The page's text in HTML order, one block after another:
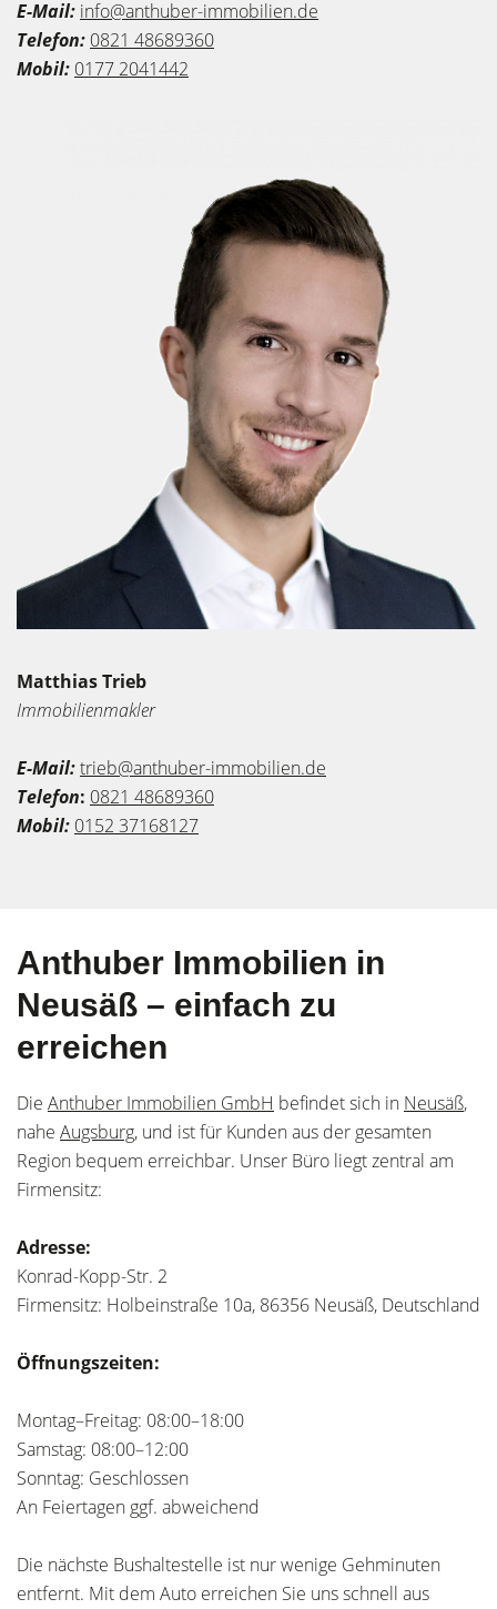
E-Mail: info@anthuber-immobilien.de
Telefon: 0821 48689360
Mobil: 0177 2041442
Matthias Trieb
Immobilienmakler
E-Mail:trieb@anthuber-immobilien.de
Telefon: 0821 48689360
Mobil: 0152 37168127
Anthuber Immobilien in
Neusäß – einfach zu
erreichen
Die Anthuber Immobilien GmbH befindet sich in Neusäß,
nahe Augsburg, und ist für Kunden aus der gesamten
Region bequem erreichbar. Unser Büro liegt zentral am
Firmensitz:
Adresse:
Konrad-Kopp-Str. 2
Firmensitz: Holbeinstraße 10a, 86356 Neusäß, Deutschland
Öffnungszeiten:
Montag–Freitag: 08:00–18:00
Samstag: 08:00–12:00
Sonntag: Geschlossen
An Feiertagen ggf. abweichend
Die nächste Bushaltestelle ist nur wenige Gehminuten
entfernt. Mit dem Auto erreichen Sie uns schnell aus